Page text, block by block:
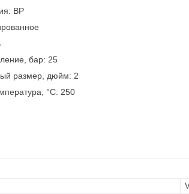
ВР
бар: 25
размер, дюйм: 2
°С: 250